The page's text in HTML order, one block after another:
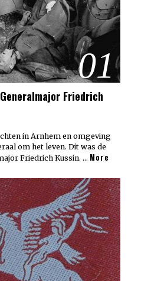
01
Friedrich
in Arnhem en omgeving
om het leven. Dit was de
Friedrich Kussin. … More